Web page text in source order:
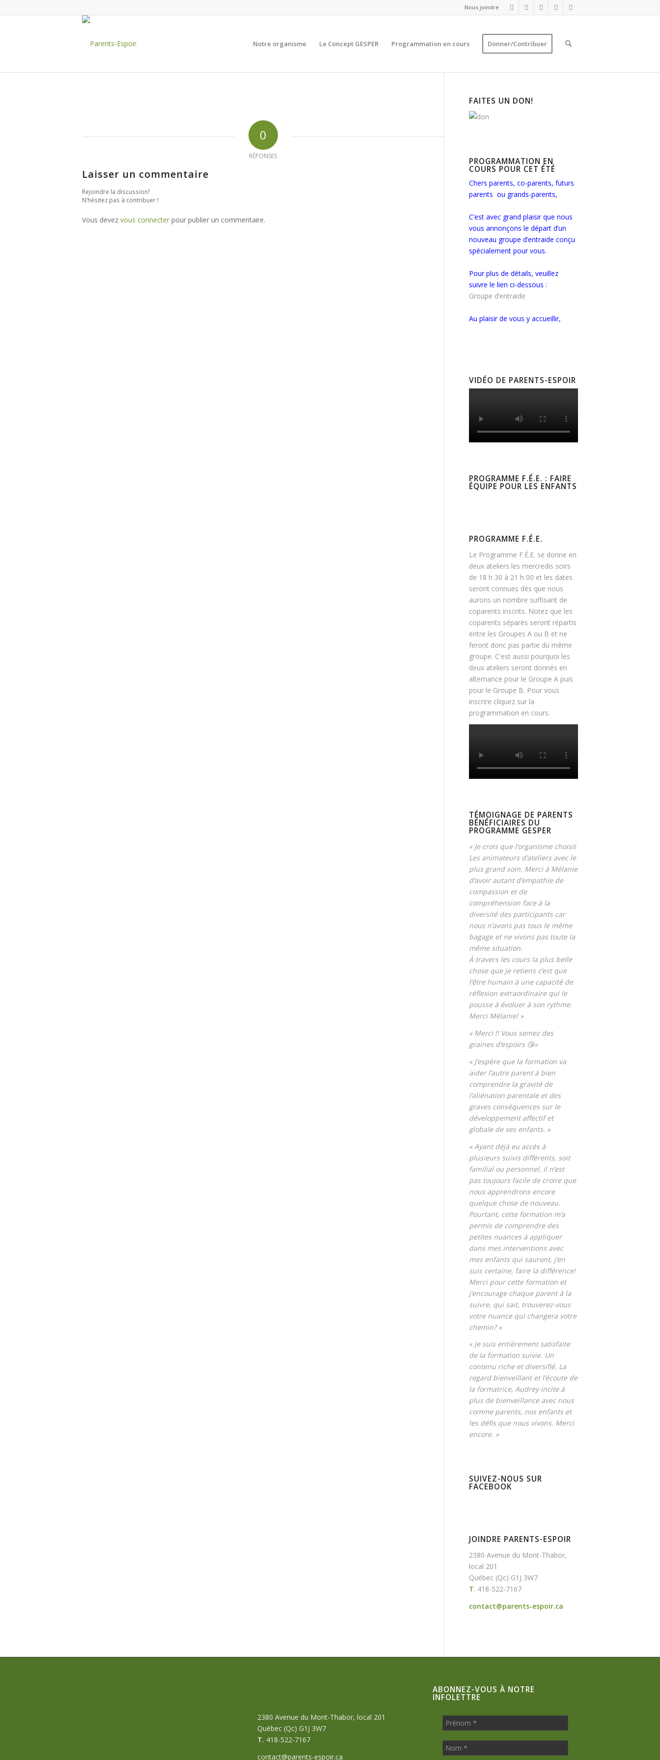
Nous joindre
Notre organisme Le Concept GESPER Programmation en cours Donner/Contribuer
0
RÉPONSES
Laisser un commentaire
Rejoindre la discussion?
N’hésitez pas à contribuer !
Vous devez vous connecter pour publier un commentaire.
FAITES UN DON!
PROGRAMMATION EN
COURS POUR CET ÉTÉ
Chers parents, co-parents, futurs
parents ou grands-parents,
C’est avec grand plaisir que nous
vous annonçons le départ d’un
nouveau groupe d’entraide conçu
spécialement pour vous.
Pour plus de détails, veuillez
suivre le lien ci-dessous :
Groupe d’entraide
Au plaisir de vous y accueillir,
VIDÉO DE PARENTS-ESPOIR
PROGRAMME F.É.E. : FAIRE
ÉQUIPE POUR LES ENFANTS
PROGRAMME F.É.E.
Le Programme F.É.E. se donne en
deux ateliers les mercredis soirs
de 18 h 30 à 21 h 00 et les dates
seront connues dès que nous
aurons un nombre suffisant de
coparents inscrits. Notez que les
coparents séparés seront répartis
entre les Groupes A ou B et ne
feront donc pas partie du même
groupe. C'est aussi pourquoi les
deux ateliers seront donnés en
alternance pour le Groupe A puis
pour le Groupe B. Pour vous
inscrire cliquez sur la
programmation en cours.
TÉMOIGNAGE DE PARENTS
BÉNÉFICIAIRES DU
PROGRAMME GESPER
« Je crois que l’organisme choisit
Les animateurs d’ateliers avec le
plus grand soin. Merci à Mélanie
d’avoir autant d’empathie de
compassion et de
compréhension face à la
diversité des participants car
nous n’avons pas tous le même
bagage et ne vivons pas toute la
même situation.
À travers les cours la plus belle
chose que je retiens c’est que
l’être humain à une capacité de
réflexion extraordinaire qui le
pousse à évoluer à son rythme.
Merci Mélanie! »
« Merci !! Vous semez des
graines d’espoirs 😘»
« J’espère que la formation va
aider l’autre parent à bien
comprendre la gravité de
l’aliénation parentale et des
graves conséquences sur le
développement affectif et
globale de ses enfants. »
« Ayant déjà eu accès à
plusieurs suivis différents, soit
familial ou personnel, il n’est
pas toujours facile de croire que
nous apprendrons encore
quelque chose de nouveau.
Pourtant, cette formation m’a
permis de comprendre des
petites nuances à appliquer
dans mes interventions avec
mes enfants qui sauront, j’en
suis certaine, faire la différence!
Merci pour cette formation et
j’encourage chaque parent à la
suivre, qui sait, trouverez-vous
votre nuance qui changera votre
chemin? »
« Je suis entièrement satisfaite
de la formation suivie. Un
contenu riche et diversifié. La
regard bienveillant et l’écoute de
la formatrice, Audrey incite à
plus de bienveillance avec nous
comme parents, nos enfants et
les défis que nous vivons. Merci
encore. »
SUIVEZ-NOUS SUR
FACEBOOK
JOINDRE PARENTS-ESPOIR
2380 Avenue du Mont-Thabor,
local 201
Québec (Qc) G1J 3W7
T. 418-522-7167
contact@parents-espoir.ca
2380 Avenue du Mont-Thabor, local 201
Québec (Qc) G1J 3W7
T. 418-522-7167
contact@parents-espoir.ca
ABONNEZ-VOUS À NOTRE
INFOLETTRE